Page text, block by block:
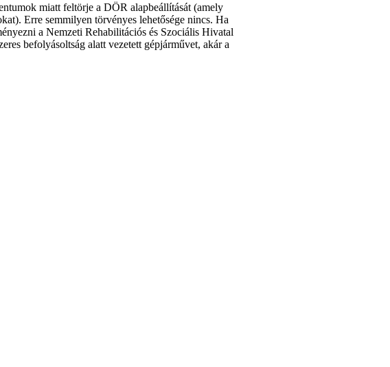
miatt feltörje a DÖR alapbeállítását (amely
Erre semmilyen törvényes lehetősége nincs. Ha
a Nemzeti Rehabilitációs és Szociális Hivatal
befolyásoltság alatt vezetett gépjárművet, akár a